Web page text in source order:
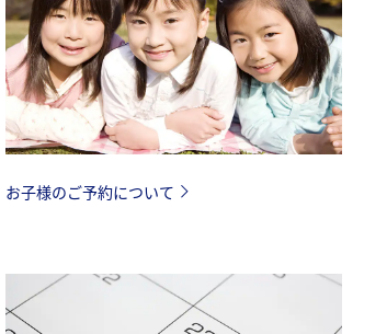
お子様のご予約について